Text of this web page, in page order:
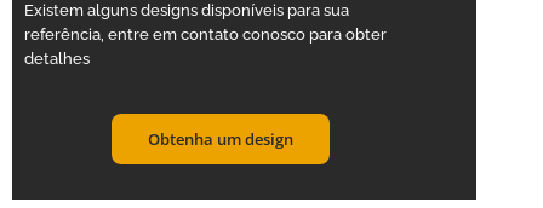
Existem alguns designs disponíveis para sua
referência, entre em contato conosco para obter
detalhes
Obtenha um design